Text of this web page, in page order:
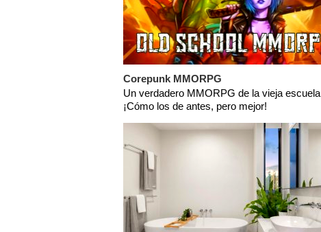
Corepunk MMORPG
Un verdadero MMORPG de la vieja escuela
¡Cómo los de antes, pero mejor!